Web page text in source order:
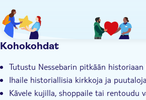
Kohokohdat
Tutustu Nessebarin pitkään historiaan
Ihaile historiallisia kirkkoja ja puutaloja
Kävele kujilla, shoppaile tai rentoudu